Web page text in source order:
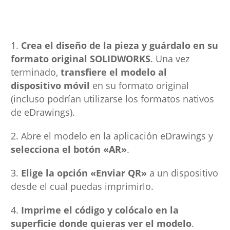
Crea el diseño de la pieza y guárdalo en su
formato original SOLIDWORKS. Una vez
terminado,transfiere el modelo al
dispositivo móvil en su formato original
(incluso podrían utilizarse los formatos nativos
de eDrawings).
Abre el modelo en la aplicación eDrawings y
selecciona el botón «AR».
Elige la opción «Enviar QR» a un dispositivo
desde el cual puedas imprimirlo.
Imprime el código y colócalo en la
superficie donde quieras ver el modelo.